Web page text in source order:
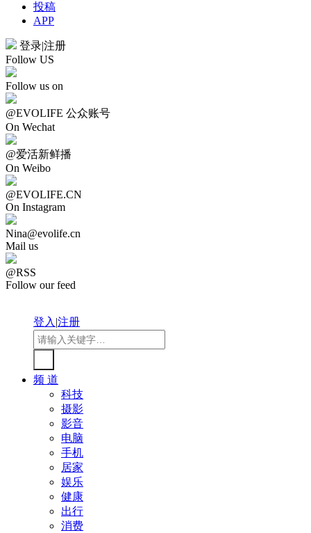
投稿
APP
登录|注册
Follow US
Follow us on
@EVOLIFE 公众账号
On Wechat
@爱活新鲜播
On Weibo
@EVOLIFE.CN
On Instagram
Nina@evolife.cn
Mail us
@RSS
Follow our feed
登入|注册
频 道
科技
摄影
影音
电脑
手机
居家
娱乐
健康
出行
消费